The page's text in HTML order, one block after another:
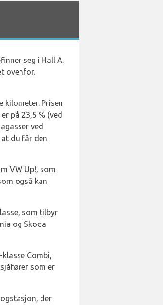
seg i Hall A.
ovenfor.
kilometer. Prisen
på 23,5 % (ved
ved
du får den
VW Up!, som
også kan
som tilbyr
og Skoda
Combi,
som er
der